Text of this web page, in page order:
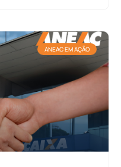
ANEAC EM AÇÃO